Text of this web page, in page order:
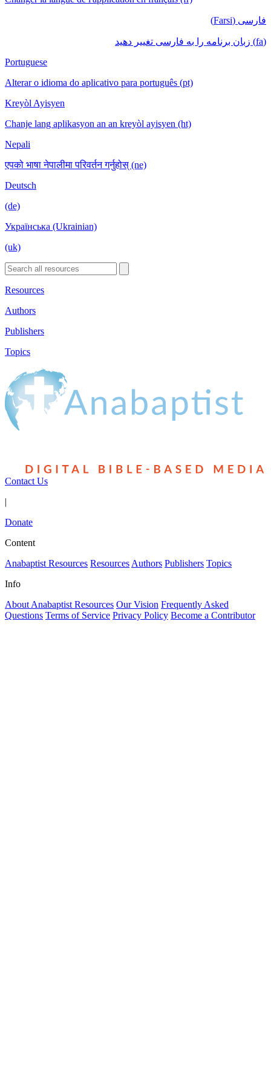
فارسی (Farsi)
(fa) زبان برنامه را به فارسی تغییر دهید
Portuguese
Alterar o idioma do aplicativo para português (pt)
Kreyòl Ayisyen
Chanje lang aplikasyon an an kreyòl ayisyen (ht)
Nepali
एपको भाषा नेपालीमा परिवर्तन गर्नुहोस् (ne)
Deutsch
(de)
Українська (Ukrainian)
(uk)
Resources
Authors
Publishers
Topics
Contact Us
|
Donate
Content
Anabaptist Resources Resources Authors Publishers Topics
Info
About Anabaptist Resources Our Vision Frequently Asked
Questions Terms of Service Privacy Policy Become a Contributor